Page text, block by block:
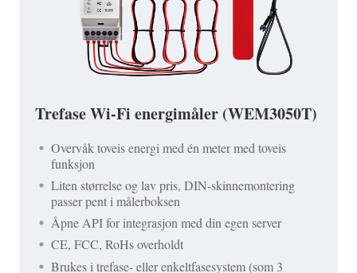
Trefase Wi-Fi energimåler (WEM3050T)
Overvåk toveis energi med én meter med toveis
funksjon
Liten størrelse og lav pris, DIN-skinnemontering
passer pent i målerboksen
Åpne API for integrasjon med din egen server
CE, FCC, RoHs overholdt
Brukes i trefase- eller enkeltfasesystem (som 3